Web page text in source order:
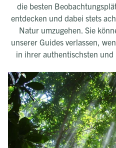
die besten
entdecken und dabei stets
Natur umzugehen. Sie
unserer Guides verlassen,
in ihrer authentischsten